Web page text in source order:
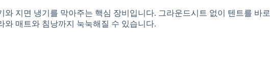
와 지면 냉기를 막아주는 핵심 장비입니다. 그라운드시트 없이 텐트를 바로
와 매트와 침낭까지 눅눅해질 수 있습니다.